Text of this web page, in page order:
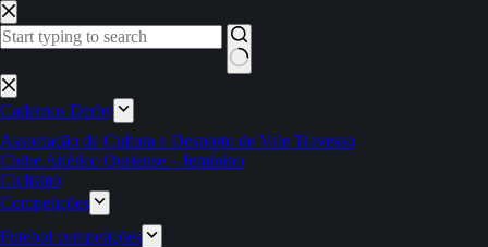
Pular
para
o
Sem
resultados
Cadernos Derby
Associação de Cultura e Desporto de Vale Travesso
Clube Atlético Ouriense – feminino
Ciclismo
Competições
Futebol competições